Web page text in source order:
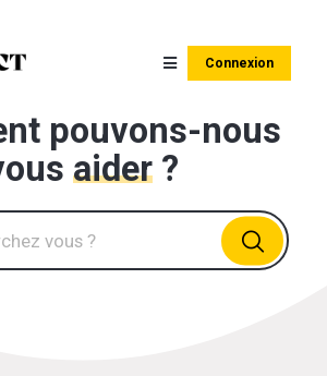
Connexion
pouvons-nous
aider ?